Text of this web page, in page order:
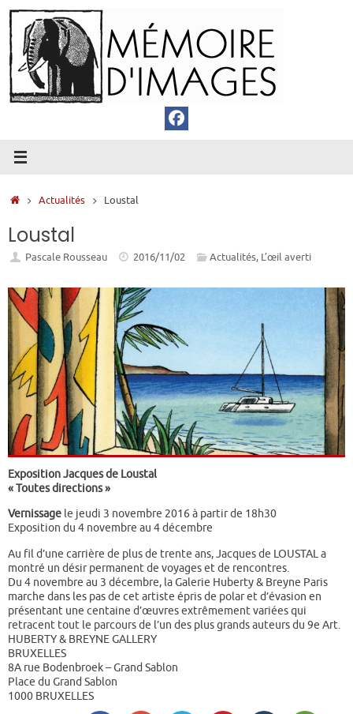
Passer
au
contenu
Accueil
Actualités Loustal
Loustal
Pascale Rousseau 2016/11/02 Actualités, L’œil averti
Exposition Jacques de Loustal
« Toutes directions »
Vernissage le jeudi 3 novembre 2016 à partir de 18h30
Exposition du 4 novembre au 4 décembre
Au fil d’une carrière de plus de trente ans, Jacques de LOUSTAL a
montré un désir permanent de voyages et de rencontres.
Du 4 novembre au 3 décembre, la Galerie Huberty & Breyne Paris
marche dans les pas de cet artiste épris de polar et d’évasion en
présentant une centaine d’œuvres extrêmement variées qui
retracent tout le parcours de l’un des plus grands auteurs du 9e Art.
HUBERTY & BREYNE GALLERY
BRUXELLES
8A rue Bodenbroek – Grand Sablon
Place du Grand Sablon
1000 BRUXELLES